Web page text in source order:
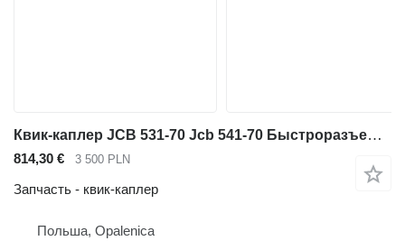
Квик-каплер JCB 531-70 Jcb 541-70 Быстроразъемное соединение Qufit для телескопического погрузчика JCB 531-70 541-70
814,30 € 3 500 PLN
Запчасть - квик-каплер
Польша, Opalenica